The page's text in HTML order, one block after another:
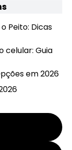
Peito: Dicas
celular: Guia
em 2026